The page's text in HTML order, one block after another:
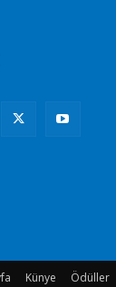
Künye Ödüller